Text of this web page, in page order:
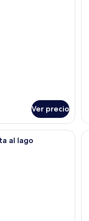
Ver precio
seguridad en la habitación,
al lago